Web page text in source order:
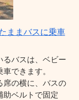
ままバスに乗車
るバスは、ベビー
できます。
席の横に、バスの
助ベルトで固定